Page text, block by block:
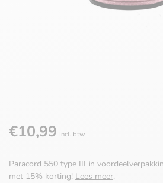
€10,99 Incl. btw
Paracord 550 type III in
met 15% korting! Lees meer.